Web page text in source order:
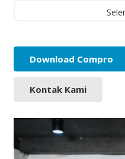
Download Compro
Kontak Kami